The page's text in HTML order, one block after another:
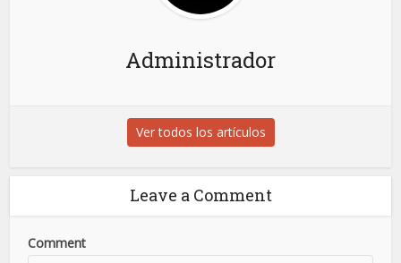
Administrador
Ver todos los artículos
Leave a Comment
Comment